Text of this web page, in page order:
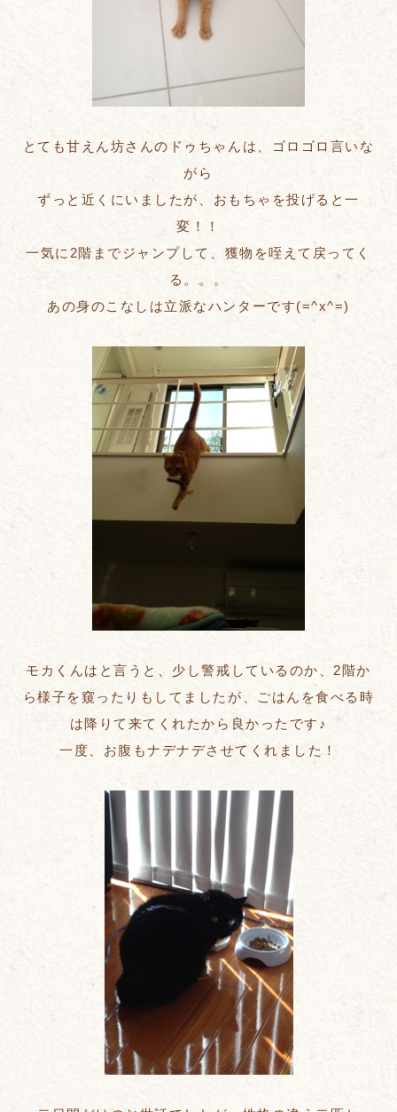
とても甘えん坊さんのドゥちゃんは、ゴロゴロ言いな
がら
ずっと近くにいましたが、おもちゃを投げると一
変！！
一気に2階までジャンプして、獲物を咥えて戻ってく
る。。。
あの身のこなしは立派なハンターです(=^x^=)
モカくんはと言うと、少し警戒しているのか、2階か
ら様子を窺ったりもしてましたが、ごはんを食べる時
は降りて来てくれたから良かったです♪
一度、お腹もナデナデさせてくれました！